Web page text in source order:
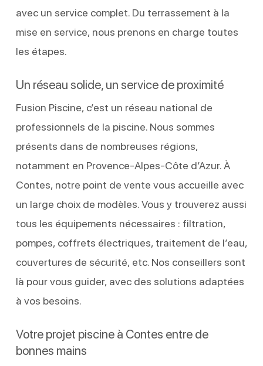
avec un service complet. Du terrassement à la
mise en service, nous prenons en charge toutes
les étapes.
Un réseau solide, un service de proximité
Fusion Piscine, c’est un réseau national de
professionnels de la piscine. Nous sommes
présents dans de nombreuses régions,
notamment en Provence-Alpes-Côte d’Azur. À
Contes, notre point de vente vous accueille avec
un large choix de modèles. Vous y trouverez aussi
tous les équipements nécessaires : filtration,
pompes, coffrets électriques, traitement de l’eau,
couvertures de sécurité, etc. Nos conseillers sont
là pour vous guider, avec des solutions adaptées
à vos besoins.
Votre projet piscine à Contes entre de
bonnes mains